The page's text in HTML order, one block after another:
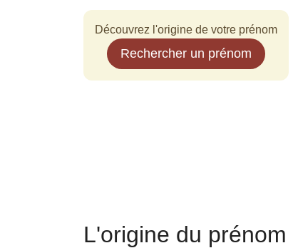
Découvrez l'origine de votre prénom
Rechercher un prénom
L'origine du prénom